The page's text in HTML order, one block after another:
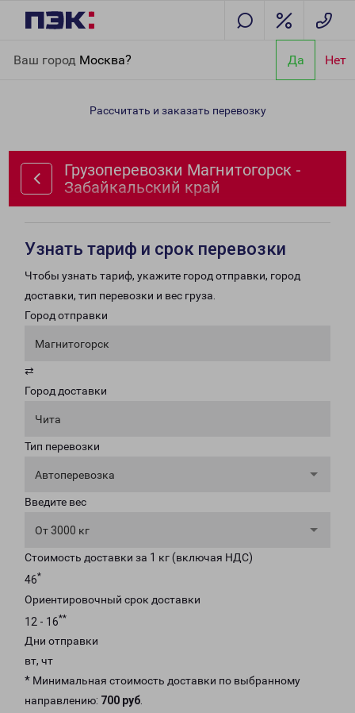
Ваш город Москва? Да Нет
Забайкальский край
Рассчитать и заказать перевозку
Грузоперевозки Магнитогорск -
Забайкальский край
Узнать тариф и срок перевозки
Чтобы узнать тариф, укажите город отправки, город
доставки, тип перевозки и вес груза.
Город отправки
Магнитогорск
⇄
Город доставки
Чита
Тип перевозки
Автоперевозка
Введите вес
От 3000 кг
Стоимость доставки за 1 кг (включая НДС)
46*
Ориентировочный срок доставки
12 - 16**
Дни отправки
вт, чт
* Минимальная стоимость доставки по выбранному
направлению: 700 руб.